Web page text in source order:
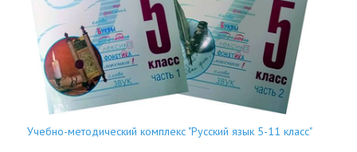
Учебно-методический комплекс "Русский язык 5-11 класс"